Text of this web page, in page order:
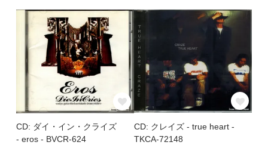
CD: ダイ・イン・クライズ
- eros - BVCR-624
CD: クレイズ - true heart -
TKCA-72148